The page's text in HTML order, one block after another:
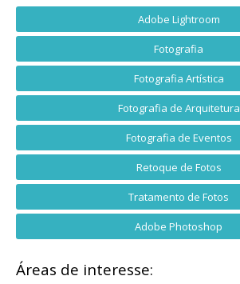
Adobe Lightroom
Fotografia
Fotografia Artística
Fotografia de Arquitetura
Fotografia de Eventos
Retoque de Fotos
Tratamento de Fotos
Adobe Photoshop
Áreas de interesse: